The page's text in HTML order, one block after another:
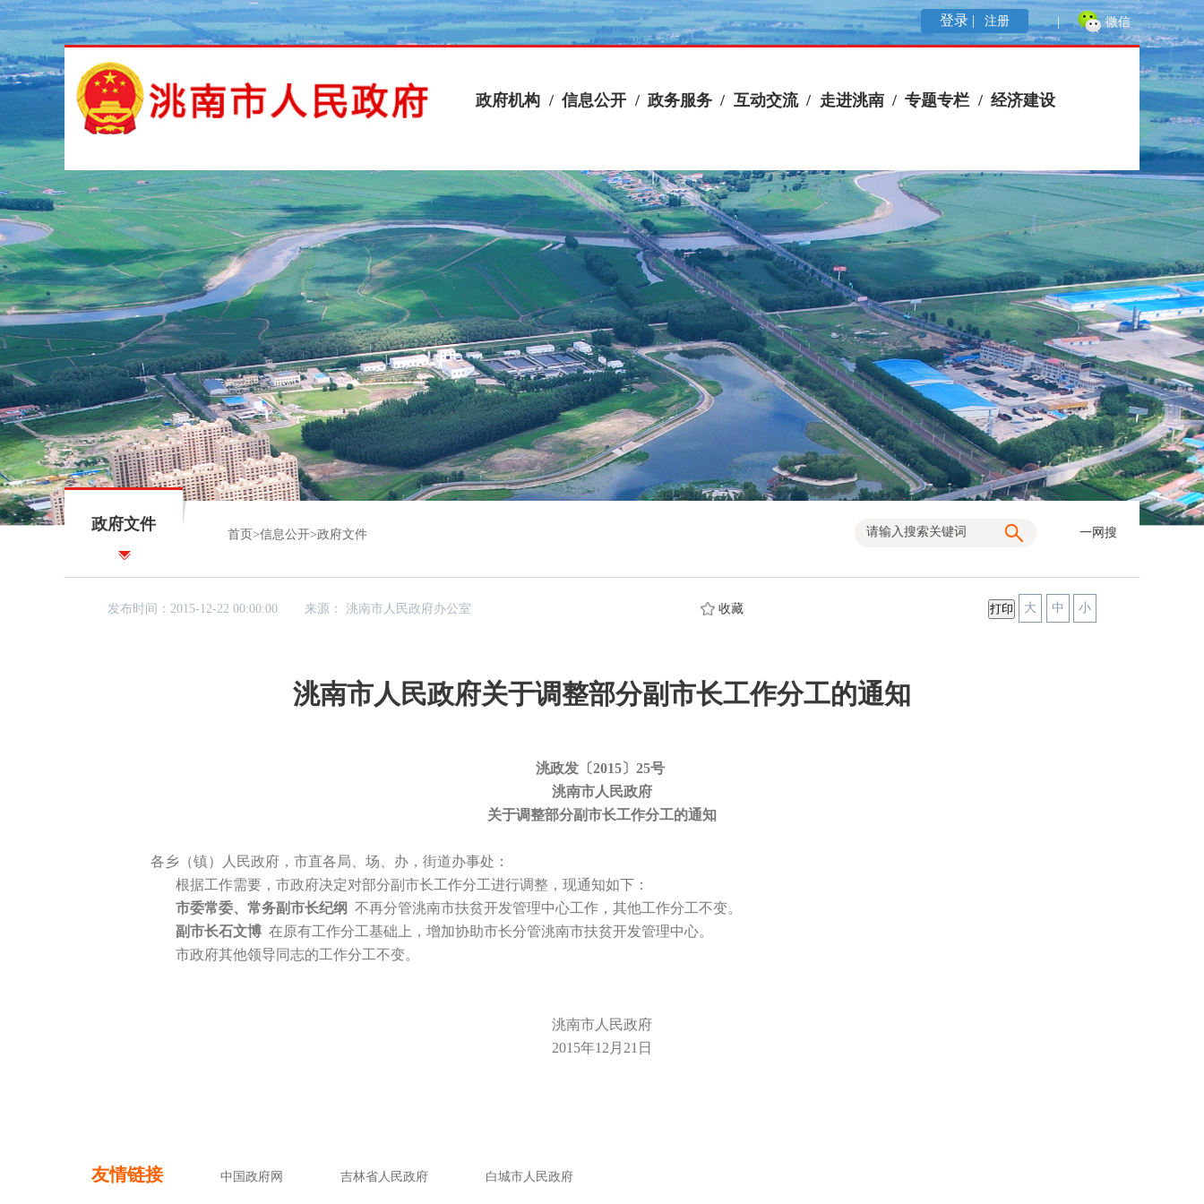
微信
|
登录 | 注册
政府机构 / 信息公开 / 政务服务 / 互动交流 / 走进洮南 / 专题专栏 / 经济建设
政府文件
首页 >信息公开>政府文件 一网搜
发布时间：2015-12-22 00:00:00 来源：洮南市人民政府办公室 小
中
大
收藏
洮南市人民政府关于调整部分副市长工作分工的通知
洮政发〔2015〕25号
洮南市人民政府
关于调整部分副市长工作分工的通知
各乡（镇）人民政府，市直各局、场、办，街道办事处：
根据工作需要，市政府决定对部分副市长工作分工进行调整，现通知如下：
市委常委、常务副市长纪纲 不再分管洮南市扶贫开发管理中心工作，其他工作分工不变。
副市长石文博 在原有工作分工基础上，增加协助市长分管洮南市扶贫开发管理中心。
市政府其他领导同志的工作分工不变。
洮南市人民政府
2015年12月21日
友情链接 中国政府网 吉林省人民政府 白城市人民政府